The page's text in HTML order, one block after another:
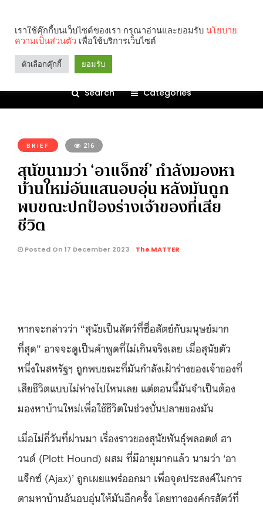
Search Categories
BRIEF 216
สุนัขนามว่า ‘อาแจ็กซ์’ กำลังมองหา
บ้านใหม่อันแสนอบอุ่น หลังมันถูก
พบขณะปกป้องร่างเจ้าของที่เสีย
ชีวิต
Posted On 17 December 2023 The MATTER
หากจะกล่าวว่า “สุนัขเป็นสัตว์ที่ซื่อสัตย์กับมนุษย์มาก
ที่สุด” อาจจะดูเป็นคำพูดที่ไม่เกินจริงเลย เมื่อสุนัขตัว
หนึ่งในสหรัฐฯ ถูกพบขณะที่มันกำลังเฝ้าร่างของเจ้าของที่
เสียชีวิตแบบไม่ห่างไปไหนเลย แต่ตอนนี้มันจำเป็นต้อง
มองหาบ้านใหม่เพื่อใช้ชีวิตในช่วงบั่นปลายของมัน
เมื่อไม่กี่วันที่ผ่านมา เรื่องราวของสุนัขพันธุ์พลอตต์ ฮา
วนด์ (Plott Hound) ผสม ที่มีอายุมากแล้ว นามว่า ‘อา
แจ็กซ์ (Ajax)’ ถูกเผยแพร่ออกมา เพื่อจุดประสงค์ในการ
ตามหาบ้านอันอบอุ่นให้มันอีกครั้ง โดยทางองค์กรสัตว์ที่
เราใช้คุ๊กกี้บนเว็บไซต์ของเรา กรุณาอ่านและยอมรับ นโยบาย
ความเป็นส่วนตัว เพื่อใช้บริการเว็บไซต์
ตัวเลือกคุ๊กกี้ ยอมรับ